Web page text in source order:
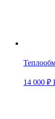
14 000 ₽